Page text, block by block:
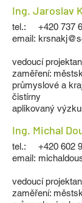
Ing. Jaroslav
tel.: +420 737
email:
vedoucí
zaměření:
průmyslové a
čistírny
aplikovaný
Ing. Michal
tel.: +420 602
email:
vedoucí
zaměření: